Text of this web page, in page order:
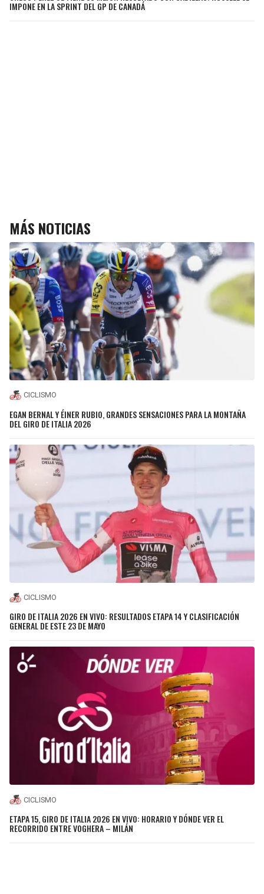
IMPONE EN LA SPRINT DEL GP DE CANADÁ
MÁS NOTICIAS
CICLISMO
EGAN BERNAL Y ÉINER RUBIO, GRANDES SENSACIONES PARA LA MONTAÑA
DEL GIRO DE ITALIA 2026
CICLISMO
GIRO DE ITALIA 2026 EN VIVO: RESULTADOS ETAPA 14 Y CLASIFICACIÓN
GENERAL DE ESTE 23 DE MAYO
CICLISMO
ETAPA 15, GIRO DE ITALIA 2026 EN VIVO: HORARIO Y DÓNDE VER EL
RECORRIDO ENTRE VOGHERA – MILÁN